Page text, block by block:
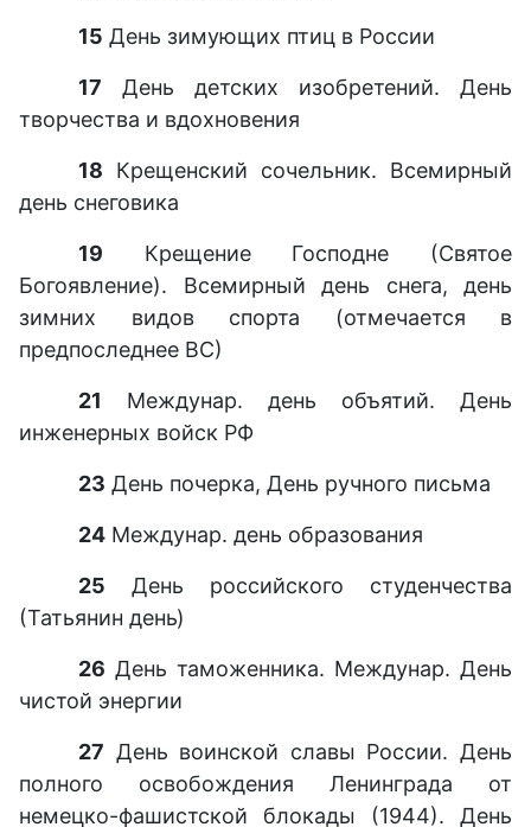
15 День зимующих птиц в России
17 День детских изобретений. День
творчества и вдохновения
18 Крещенский сочельник. Всемирный
день снеговика
19 Крещение Господне (Святое
Богоявление). Всемирный день снега, день
зимних видов спорта (отмечается в
предпоследнее ВС)
21 Междунар. день объятий. День
инженерных войск РФ
23 День почерка, День ручного письма
24 Междунар. день образования
25 День российского студенчества
(Татьянин день)
26 День таможенника. Междунар. День
чистой энергии
27 День воинской славы России. День
полного освобождения Ленинграда от
немецко-фашистской блокады (1944). День